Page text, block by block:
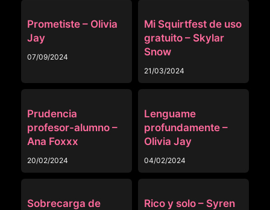
Prometiste – Olivia
Jay
07/09/2024
Mi Squirtfest de uso
gratuito – Skylar
Snow
21/03/2024
Prudencia
profesor-alumno –
Ana Foxxx
20/02/2024
Lenguame
profundamente –
Olivia Jay
04/02/2024
Sobrecarga de
Rico y solo – Syren